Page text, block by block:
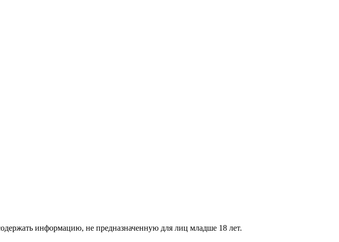
информацию, не предназначенную для лиц младше 18 лет.